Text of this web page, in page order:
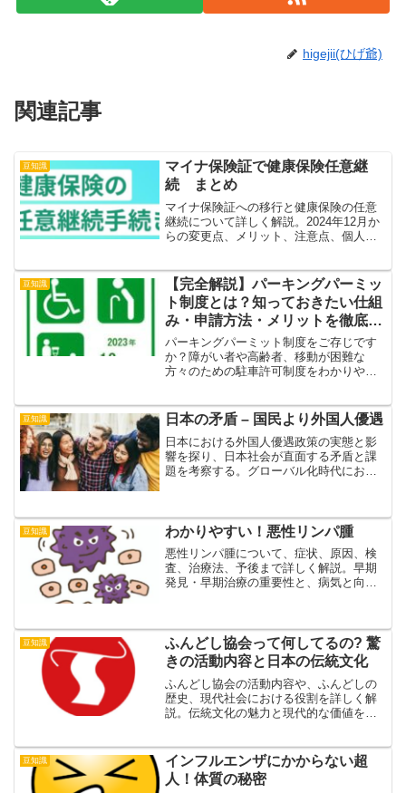
higejii(ひげ爺)
関連記事
豆知識
マイナ保険証で健康保険任意継
続 まとめ
マイナ保険証への移行と健康保険の任意
継続について詳しく解説。2024年12月か
らの変更点、メリット、注意点、個人情
豆知識
【完全解説】パーキングパーミッ
ト制度とは？知っておきたい仕組
み・申請方法・メリットを徹底解
説
パーキングパーミット制度をご存じです
か？障がい者や高齢者、移動が困難な
方々のための駐車許可制度をわかりやす
す。
豆知識 日本の矛盾 – 国民より外国人優遇
日本における外国人優遇政策の実態と影
響を探り、日本社会が直面する矛盾と課
題を考察する。グローバル化時代におけ
豆知識 わかりやすい！悪性リンパ腫
悪性リンパ腫について、症状、原因、検
査、治療法、予後まで詳しく解説。早期
発見・早期治療の重要性と、病気と向き
豆知識
ふんどし協会って何してるの? 驚
きの活動内容と日本の伝統文化
ふんどし協会の活動内容や、ふんどしの
歴史、現代社会における役割を詳しく解
説。伝統文化の魅力と現代的な価値を再
豆知識
インフルエンザにかからない超
人！体質の秘密